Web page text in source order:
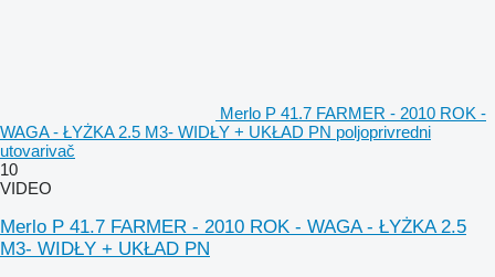
Merlo P 41.7 FARMER - 2010 ROK -
WAGA - ŁYŻKA 2.5 M3- WIDŁY + UKŁAD PN poljoprivredni
utovarivač
10
VIDEO
Merlo P 41.7 FARMER - 2010 ROK - WAGA - ŁYŻKA 2.5
M3- WIDŁY + UKŁAD PN